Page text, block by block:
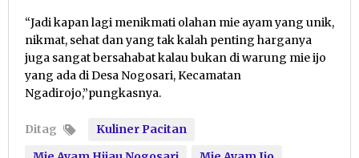
“Jadi kapan lagi menikmati olahan mie ayam yang unik,
nikmat, sehat dan yang tak kalah penting harganya
juga sangat bersahabat kalau bukan di warung mie ijo
yang ada di Desa Nogosari, Kecamatan
Ngadirojo,”pungkasnya.
Ditag
Kuliner Pacitan